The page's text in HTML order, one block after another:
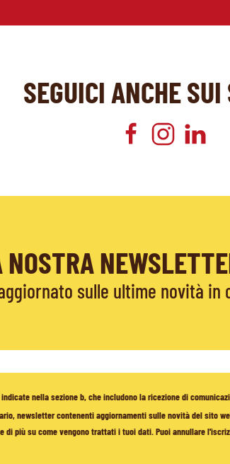
SEGUICI ANCHE
sulle ultime novità in
nella sezione b, che includono la ricezione di
newsletter contenenti aggiornamenti sulle novità del sito
di più su come vengono trattati i tuoi dati. Puoi annullare